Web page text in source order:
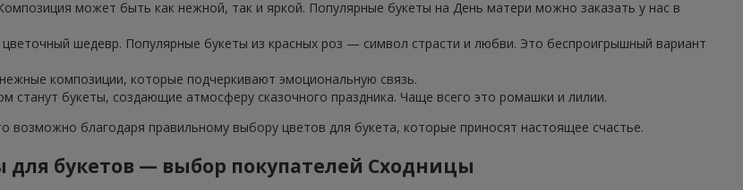
может быть как нежной, так и яркой. Популярные букеты на День матери можно заказать у нас в
шедевр. Популярные букеты из красных роз — символ страсти и любви. Это беспроигрышный вариант
композиции, которые подчеркивают эмоциональную связь.
станут букеты, создающие атмосферу сказочного праздника. Чаще всего это ромашки и лилии.
благодаря правильному выбору цветов для букета, которые приносят настоящее счастье.
букетов — выбор покупателей Сходницы